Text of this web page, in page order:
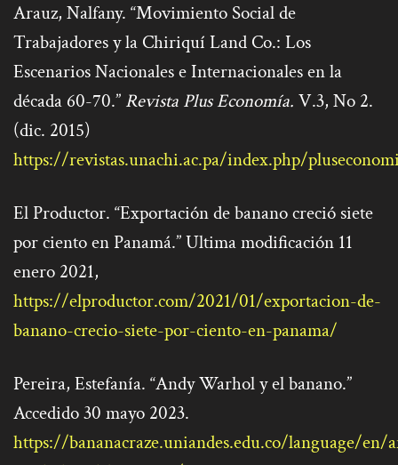
Arauz, Nalfany. “Movimiento Social de
Trabajadores y la Chiriquí Land Co.: Los
Escenarios Nacionales e Internacionales en la
década 60-70.” Revista Plus Economía. V.3, No 2.
(dic. 2015)
https://revistas.unachi.ac.pa/index.php/
El Productor. “Exportación de banano creció siete
por ciento en Panamá.” Ultima modificación 11
enero 2021,
https://elproductor.com/2021/01/exportacion-de-
banano-crecio-siete-por-ciento-en-panama/
Pereira, Estefanía. “Andy Warhol y el banano.”
Accedido 30 mayo 2023.
https://bananacraze.uniandes.edu.co/language/en/